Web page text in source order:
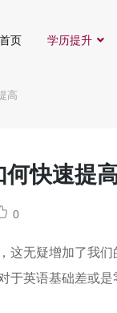
首页 学历提升
高
快速提
0
这无疑增加了我
于英语基础差或